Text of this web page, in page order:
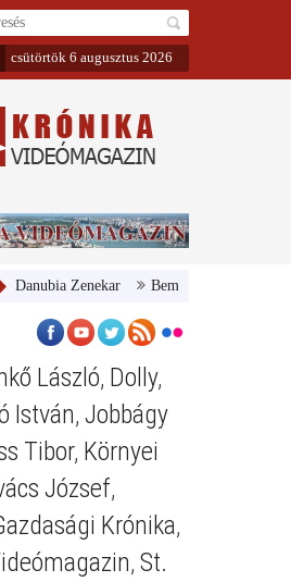
csütörtök 6 augusztus 2026
Zenekar Bemutatta 2024/25-ös
László, Dolly,
István, Jobbágy
Tibor, Környei
József,
Krónika,
, St.